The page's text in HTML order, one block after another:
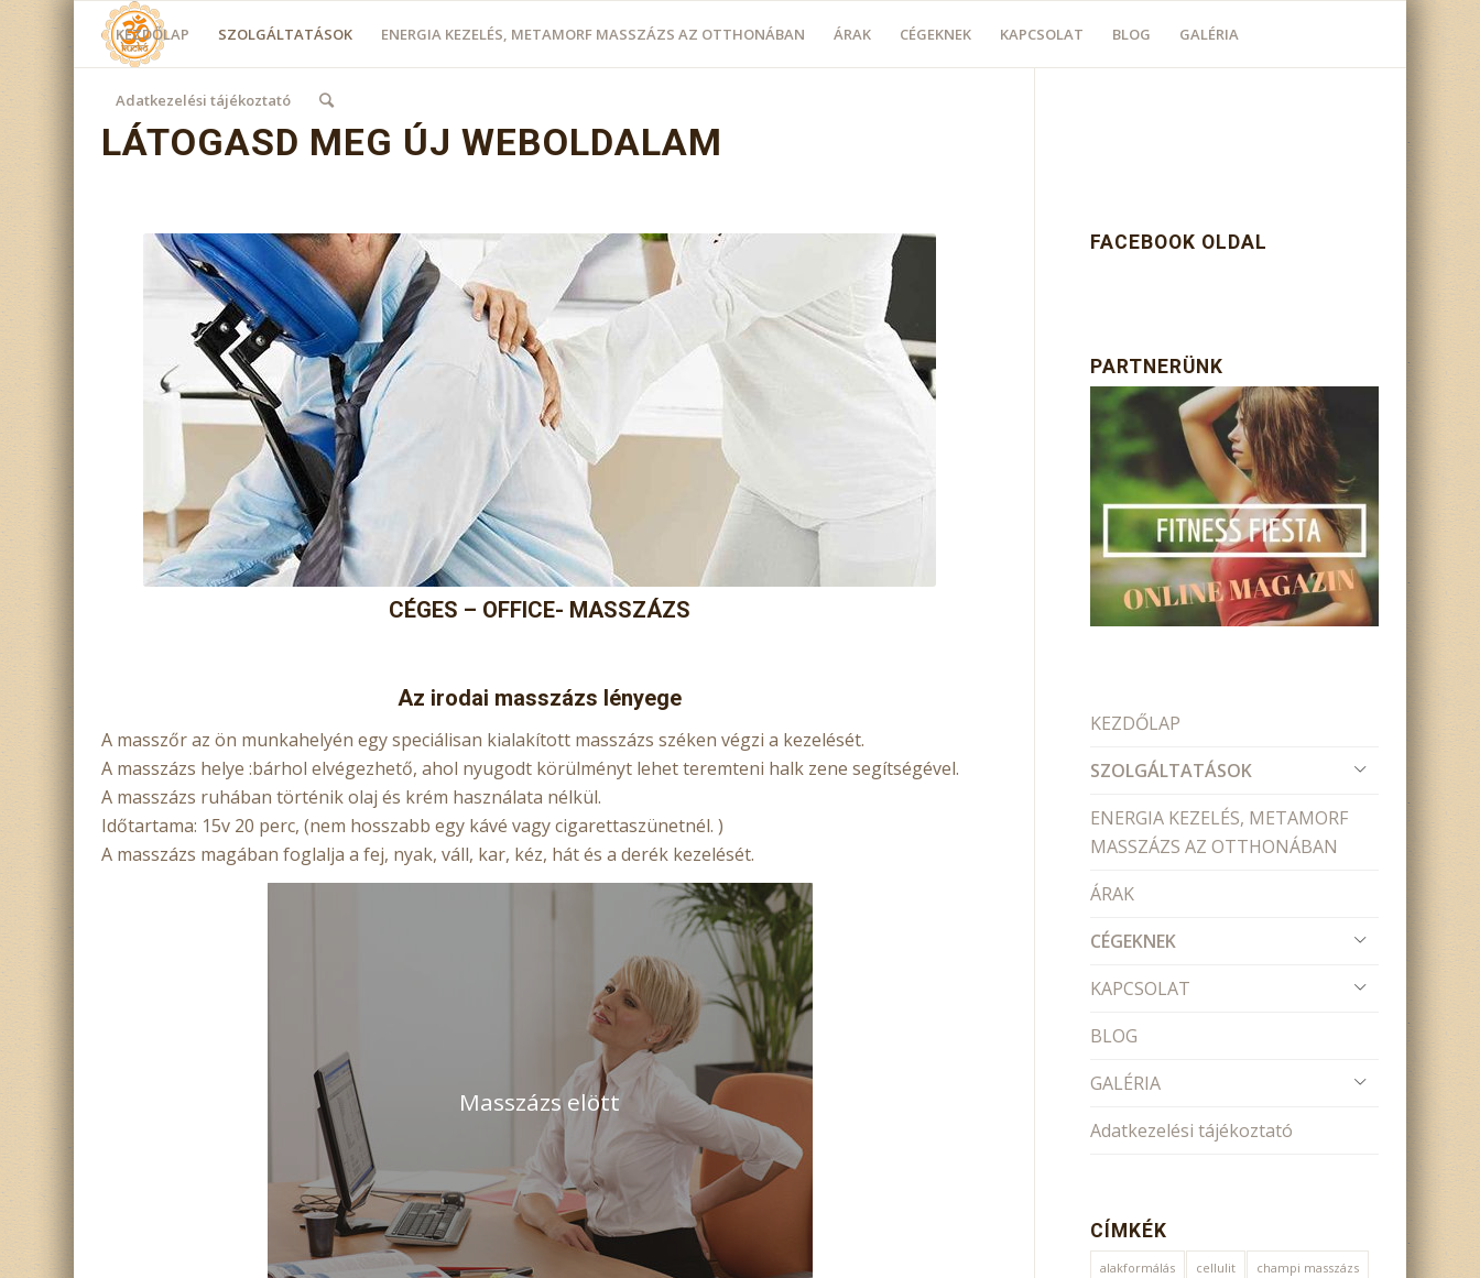
KEZDŐLAP SZOLGÁLTATÁSOK ENERGIA KEZELÉS, METAMORF MASSZÁZS AZ OTTHONÁBAN ÁRAK CÉGEKNEK KAPCSOLAT BLOG GALÉRIA
Adatkezelési tájékoztató
LÁTOGASD MEG ÚJ WEBOLDALAM
CÉGES – OFFICE- MASSZÁZS
Az irodai masszázs lényege
A masszőr az ön munkahelyén egy speciálisan kialakított masszázs széken végzi a kezelését.
A masszázs helye :bárhol elvégezhető, ahol nyugodt körülményt lehet teremteni halk zene segítségével.
A masszázs ruhában történik olaj és krém használata nélkül.
Időtartama: 15v 20 perc, (nem hosszabb egy kávé vagy cigarettaszünetnél. )
A masszázs magában foglalja a fej, nyak, váll, kar, kéz, hát és a derék kezelését.
Masszázs elött
FACEBOOK OLDAL
PARTNERÜNK
KEZDŐLAP
SZOLGÁLTATÁSOK
ENERGIA KEZELÉS, METAMORF
MASSZÁZS AZ OTTHONÁBAN
ÁRAK
CÉGEKNEK
KAPCSOLAT
BLOG
GALÉRIA
Adatkezelési tájékoztató
CÍMKÉK
alakformálás cellulit champi masszázs